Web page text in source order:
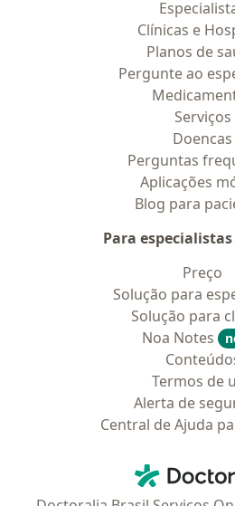
Clínicas e
Planos de
Pergunte ao
Serviços
Doencas
Perguntas
Aplicações
Blog para
Para
Preço
Solução para
Solução para
Noa Notes
Termos de
Alerta de
Central de Ajuda